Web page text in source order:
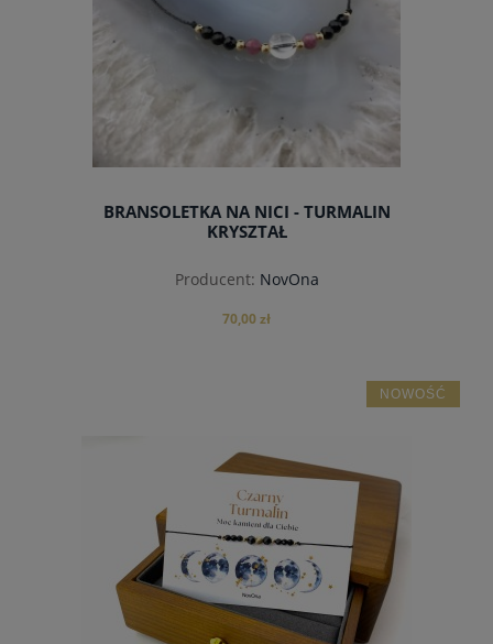
BRANSOLETKA NA NICI - TURMALIN
KRYSZTAŁ
Producent: NovOna
70,00 zł
do koszyka
NOWOŚĆ